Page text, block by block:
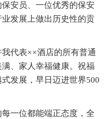
安员、一位优秀的保安
发展上做出历史性的贡
代表××酒店的所有普通
、家人幸福健康。祝福
发展，早日迈进世界500
一位都能端正态度，全